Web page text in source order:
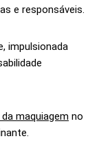
e responsáveis.
impulsionada
maquiagem no